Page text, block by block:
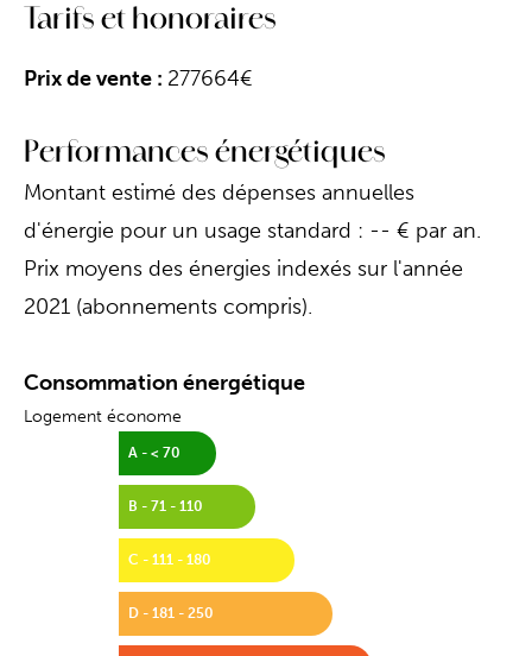
Tarifs et honoraires
Prix de vente : 277664€
Performances énergétiques
Montant estimé des dépenses annuelles
d'énergie pour un usage standard : -- € par an.
Prix moyens des énergies indexés sur l'année
2021 (abonnements compris).
Consommation énergétique
Logement économe
A - < 70
B - 71 - 110
C - 111 - 180
D - 181 - 250